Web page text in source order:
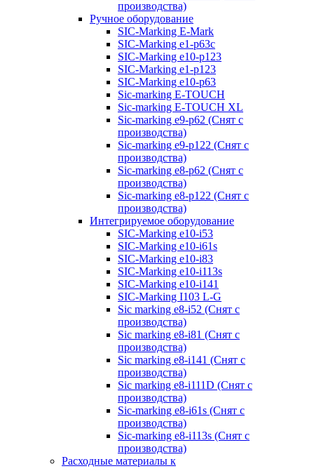
производства)
Ручное оборудование
SIC-Marking E-Mark
SIC-Marking e1-p63с
SIC-Marking e10-p123
SIC-Marking e1-p123
SIC-Marking e10-p63
Sic-marking E-TOUCH
Sic-marking E-TOUCH XL
Sic-marking e9-p62 (Снят с
производства)
Sic-marking e9-p122 (Снят с
производства)
Sic-marking e8-p62 (Снят с
производства)
Sic-marking e8-p122 (Снят с
производства)
Интегрируемое оборудование
SIC-Marking e10-i53
SIC-Marking e10-i61s
SIC-Marking e10-i83
SIC-Marking e10-i113s
SIC-Marking e10-i141
SIC-Marking I103 L-G
Sic marking e8-i52 (Снят с
производства)
Sic marking e8-i81 (Снят с
производства)
Sic marking e8-i141 (Снят с
производства)
Sic marking e8-i111D (Снят с
производства)
Sic-marking e8-i61s (Снят с
производства)
Sic-marking e8-i113s (Снят с
производства)
Расходные материалы к